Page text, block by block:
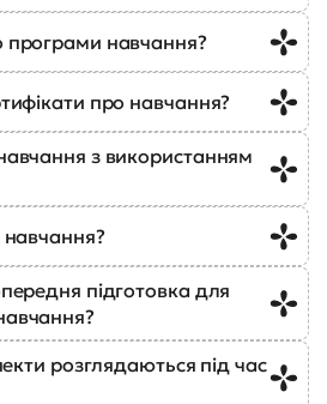
навчання?
про навчання?
з використанням
навчання?
підготовка для
розглядаються під час